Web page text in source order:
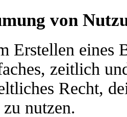
von
Erstellen eines
zeitlich
Recht,
nutzen.